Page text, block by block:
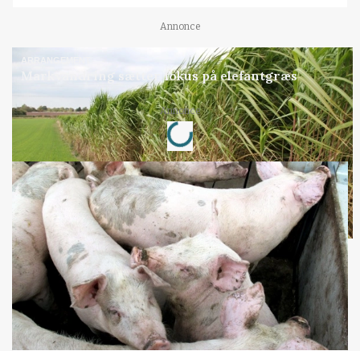
Annonce
ARRANGEMENT
Markvandring sætter fokus på elefantgræs
Annonce
Loading...